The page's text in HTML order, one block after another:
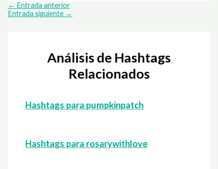
← Entrada anterior
Entrada siguiente →
Análisis de Hashtags
Relacionados
Hashtags para pumpkinpatch
Hashtags para rosarywithlove